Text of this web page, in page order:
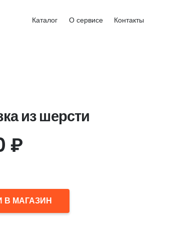
Каталог О сервисе Контакты
из шерсти
₽
В МАГАЗИН